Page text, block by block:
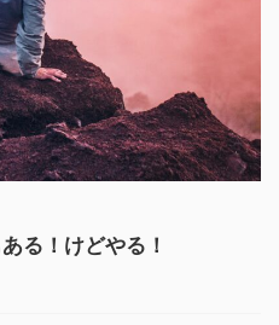
る！けどやる！